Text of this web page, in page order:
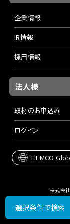
選択条件で検索
企業情報
IR情報
採用情報
法人様
取材のお申込み
ログイン
TIEMCO
株式会